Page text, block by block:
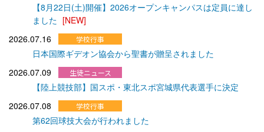
【8月22日(土)開催】2026オープンキャンパスは定員に達し
ました [NEW]
2026.07.16
日本国際ギデオン協会から聖書が贈呈されました
2026.07.09
【陸上競技部】国スポ・東北スポ宮城県代表選手に決定
2026.07.08
第62回球技大会が行われました